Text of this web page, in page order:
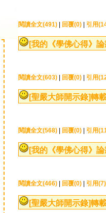
閱讀全文(491) 回覆(0) 引用
[我的《學佛心得》
閱讀全文(603) 回覆(0) 引用
[聖嚴大師開示錄]轉
閱讀全文(568) 回覆(0) 引用
[我的《學佛心得》
閱讀全文(466) 回覆(0) 引用(7)
[聖嚴大師開示錄]轉